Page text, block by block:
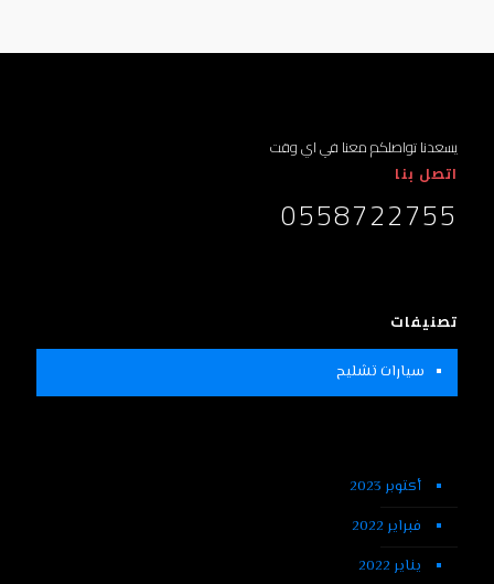
يسعدنا تواصلكم معنا في اي وقت
اتصل بنا
0558722755
تصنيفات
سيارات تشليح
أكتوبر 2023
فبراير 2022
يناير 2022